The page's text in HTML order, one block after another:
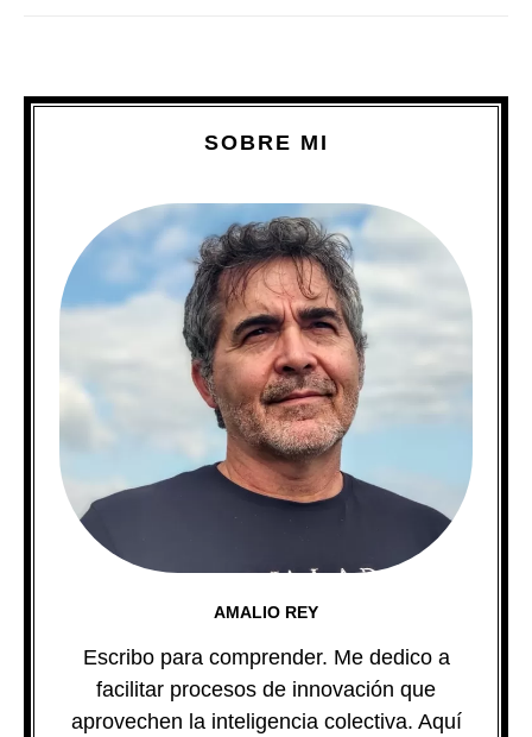
SOBRE MI
AMALIO REY
Escribo para comprender. Me dedico a
facilitar procesos de innovación que
aprovechen la inteligencia colectiva. Aquí